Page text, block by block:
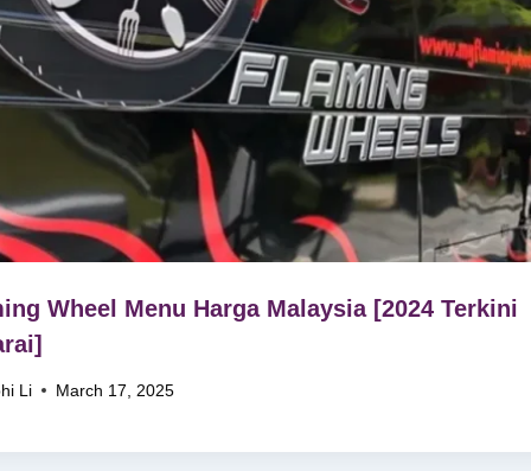
Wheel Menu Harga Malaysia [2024 Terkini
Li March 17, 2025